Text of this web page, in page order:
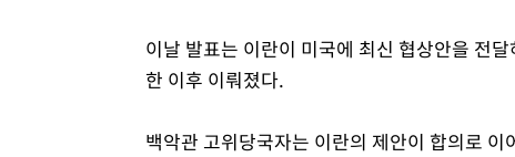
이날 발표는 이란이 미국에 최신 협상안을 전
한 이후 이뤄졌다.
백악관 고위당국자는 이란의 제안이 합의로